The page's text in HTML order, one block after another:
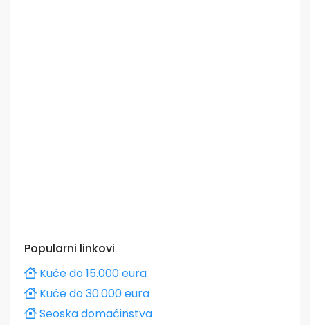
Popularni linkovi
Kuće do 15.000 eura
Kuće do 30.000 eura
Seoska domaćinstva